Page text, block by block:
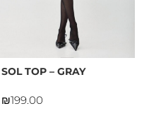
SOL TOP – GRAY
₪